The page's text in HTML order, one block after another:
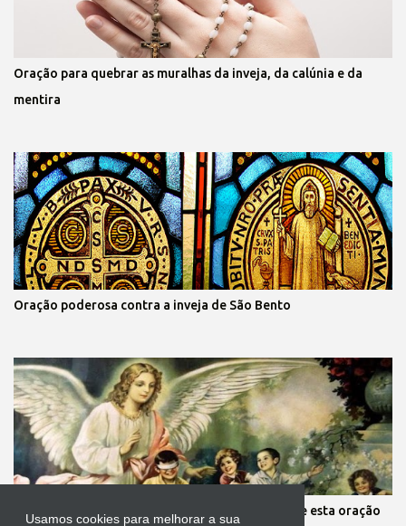
Usamos cookies para melhorar a sua
Oração para quebrar as muralhas da inveja, da calúnia e da
mentira
Oração poderosa contra a inveja de São Bento
Mãe, você está preocupada com seus filhos? Reze esta oração